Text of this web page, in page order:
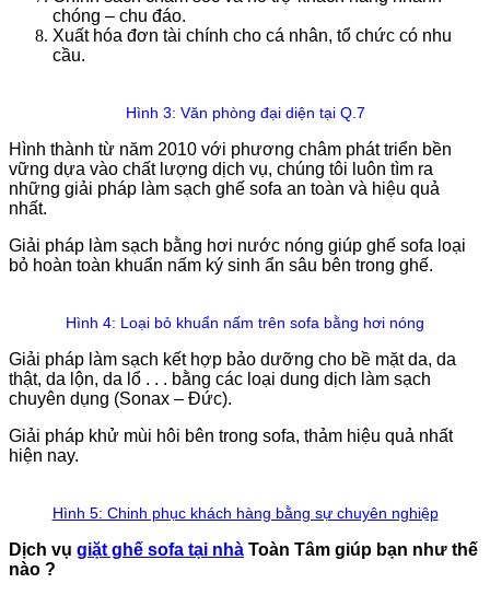
chóng – chu đáo.
Xuất hóa đơn tài chính cho cá nhân, tổ chức có nhu
cầu.
Hình 3: Văn phòng đại diện tại Q.7
Hình thành từ năm 2010 với phương châm phát triển bền
vững dựa vào chất lượng dịch vụ, chúng tôi luôn tìm ra
những giải pháp làm sạch ghế sofa an toàn và hiệu quả
nhất.
Giải pháp làm sạch bằng hơi nước nóng giúp ghế sofa loại
bỏ hoàn toàn khuẩn nấm ký sinh ẩn sâu bên trong ghế.
Hình 4: Loại bỏ khuẩn nấm trên sofa bằng hơi nóng
Giải pháp làm sạch kết hợp bảo dưỡng cho bề mặt da, da
thật, da lộn, da lổ . . . bằng các loại dung dịch làm sạch
chuyên dụng (Sonax – Đức).
Giải pháp khử mùi hôi bên trong sofa, thảm hiệu quả nhất
hiện nay.
Hình 5: Chinh phục khách hàng bằng sự chuyên nghiệp
Dịch vụ giặt ghế sofa tại nhà Toàn Tâm giúp bạn như thế
nào ?